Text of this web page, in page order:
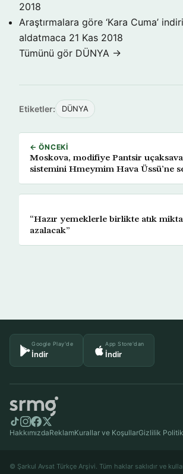
2018
Araştırmalara göre ‘Kara Cuma’
aldatmaca 21 Kas 2018
Tümünü gör DÜNYA →
Etiketler: DÜNYA
← ÖNCEKI
Moskova, modifiye Pantsir
sistemini Hmeymim Hava Üssü’ne
“Hazır yemeklerle birlikte atık
azalacak”
Google Play'de
İndir
App Store'dan
İndir
HakkımızdaReklamKurallar ve KoşullarGizlilik
© Şarkul Avsat Türkçe Arşivi. Tüm haklar saklıdır ve